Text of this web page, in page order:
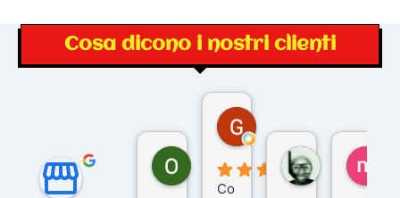
Cosa dicono i nostri clienti
Ornella Oldoni
5 mesi fa
Gina Rantucci
7 mesi fa
Co
zurriaman
9 mesi fa